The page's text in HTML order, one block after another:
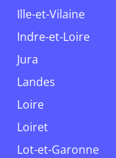
Ille-et-Vilaine
Indre-et-Loire
Jura
Landes
Loire
Loiret
Lot-et-Garonne